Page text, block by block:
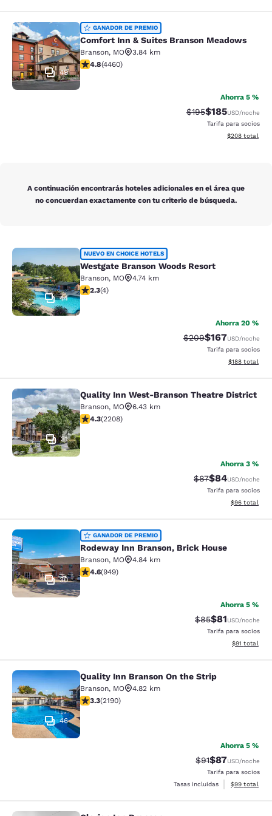
Comfort Inn & Suites Branson
49
GANADOR DE PREMIO
Comfort Inn & Suites Branson Meadows
Branson, MO
3.84 km
Calificación de 4.76 estrellas. Excepcional. 4460
4.8(4460)
Ahorra 5 %
Tarifa tachada:
$195Tarifa reducida:
$185USD/noche
Tarifa para socios
Ver detalles
$208 total
A continuación encontrarás hoteles adicionales en el área que
no concuerdan exactamente con tu criterio de búsqueda.
Westgate Branson Woods Resort
44
NUEVO EN CHOICE HOTELS
Westgate Branson Woods Resort
Branson, MO
4.74 km
Calificación de 2.25 estrellas. Razonable. 4 reseñas
2.3(4)
Ahorra 20 %
Tarifa tachada:
$209Tarifa reducida:
$167USD/noche
Tarifa para socios
Ver detalles
$188 total
Quality Inn West-Branson Theatre
31
Quality Inn West-Branson Theatre District
Branson, MO
6.43 km
Calificación de 4.28 estrellas. Excelente. 2208
4.3(2208)
Ahorra 3 %
Tarifa tachada:
$87Tarifa
$84USD/noche
Tarifa para socios
Ver detalles
$96 total
Rodeway Inn Branson, Brick House
30
GANADOR DE PREMIO
Rodeway Inn Branson, Brick House
Branson, MO
4.84 km
Calificación de 4.62 estrellas. Excepcional. 949
4.6(949)
Ahorra 5 %
Tarifa tachada:
$85Tarifa
$81USD/noche
Tarifa para socios
Ver detalles
$91 total
Quality Inn Branson On the Strip
46
Quality Inn Branson On the Strip
Branson, MO
4.82 km
Calificación de 3.26 estrellas. Bueno. 2190 reseñas
3.3(2190)
Ahorra 5 %
Tarifa tachada:
$91Tarifa
$87USD/noche
Tarifa para socios
Tasas incluidas
Ver detalles
$99 total